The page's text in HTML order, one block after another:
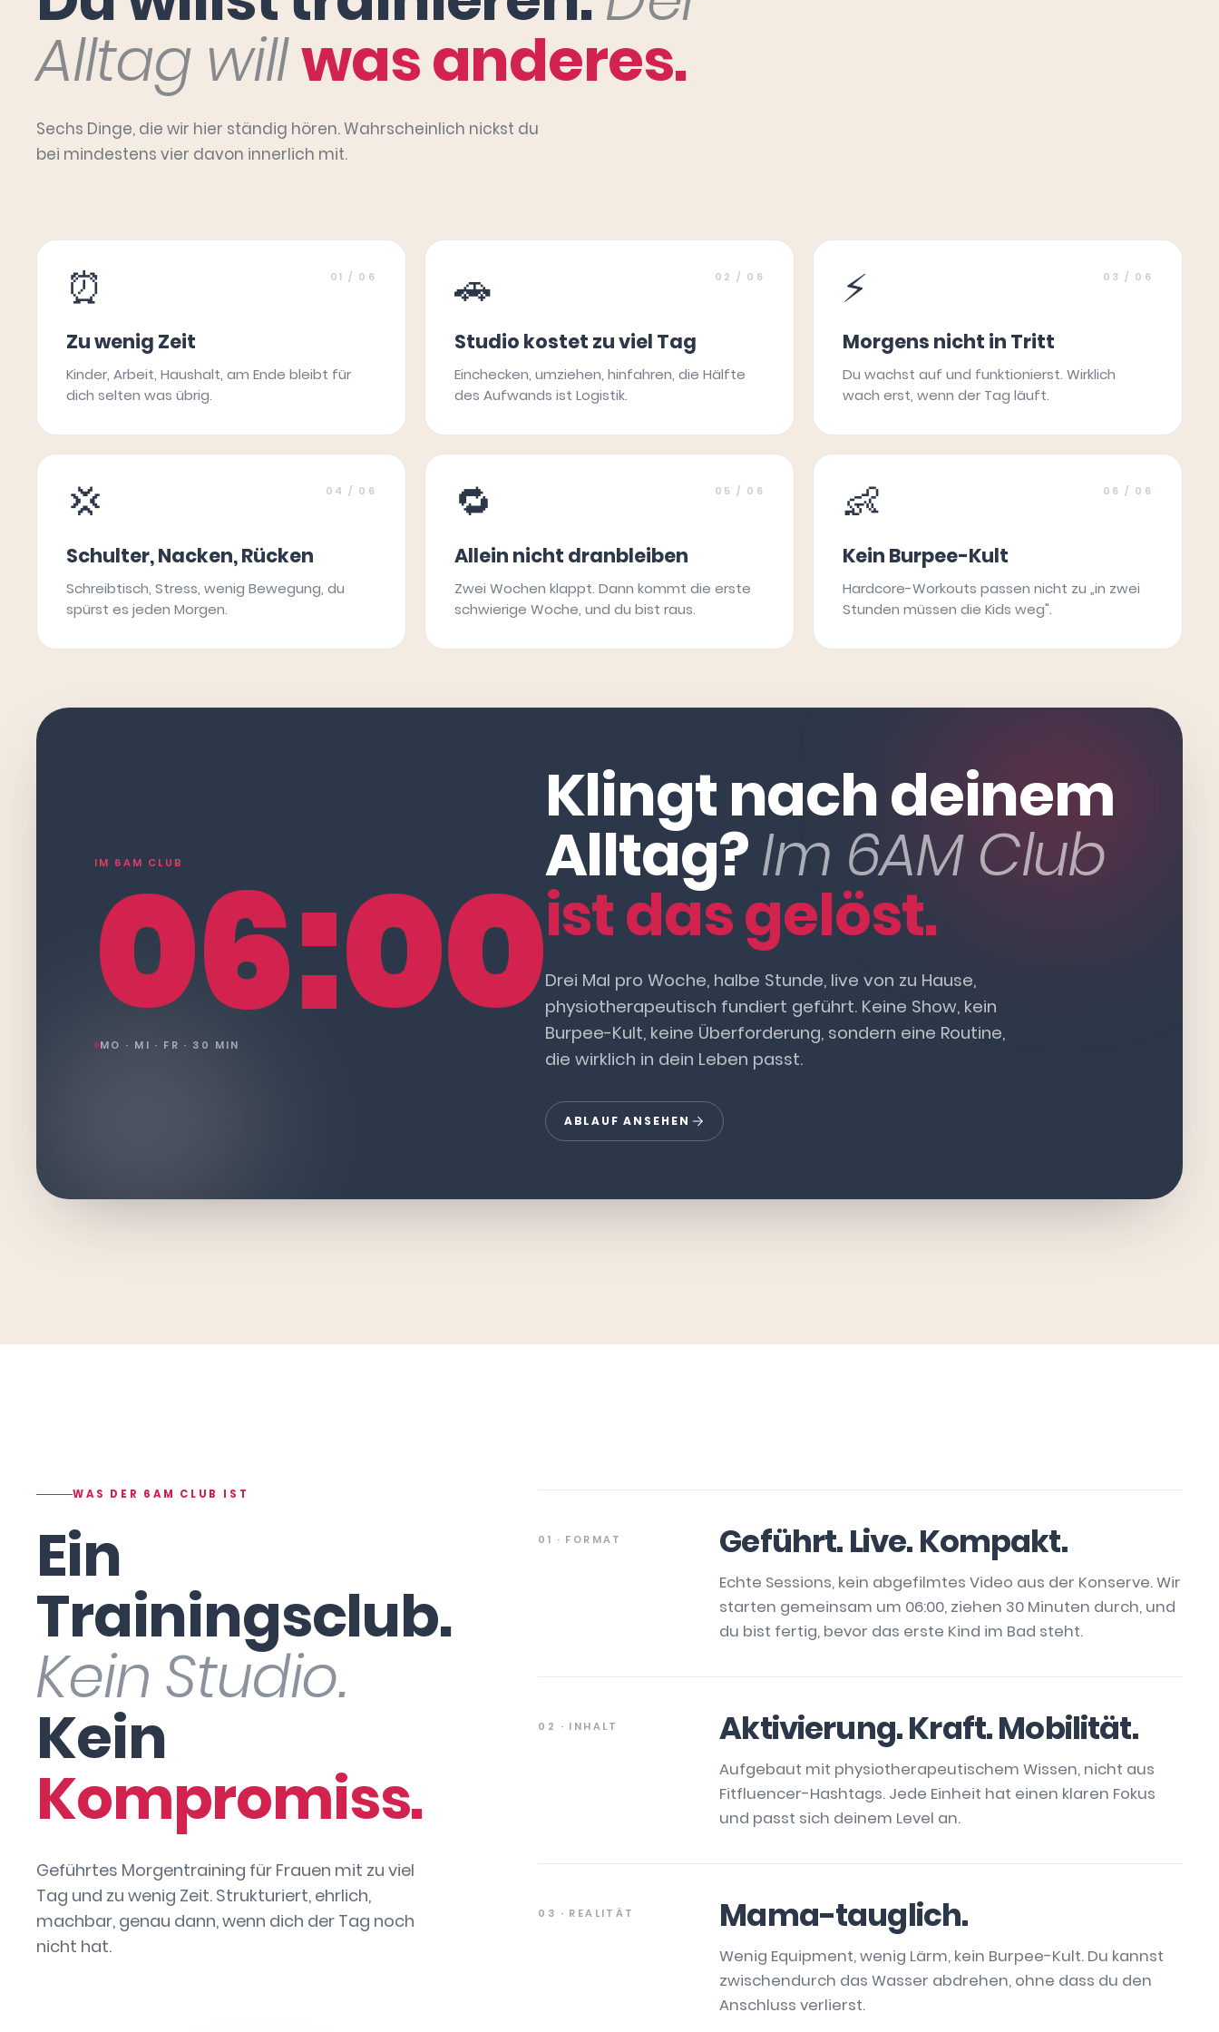
Alltag willwas anderes.
Sechs Dinge, die wir hier ständig hören. Wahrscheinlich nickst du
bei mindestens vier davon innerlich mit.
⏰ 01 / 06
Zu wenig Zeit
Kinder, Arbeit, Haushalt, am Ende bleibt für
dich selten was übrig.
🚗 02 / 06
Studio kostet zu viel Tag
Einchecken, umziehen, hinfahren, die Hälfte
des Aufwands ist Logistik.
⚡ 03 / 06
Morgens nicht in Tritt
Du wachst auf und funktionierst. Wirklich
wach erst, wenn der Tag läuft.
💢 04 / 06
Schulter, Nacken, Rücken
Schreibtisch, Stress, wenig Bewegung, du
spürst es jeden Morgen.
🔁 05 / 06
Allein nicht dranbleiben
Zwei Wochen klappt. Dann kommt die erste
schwierige Woche, und du bist raus.
👶 06 / 06
Kein Burpee-Kult
Hardcore-Workouts passen nicht zu „in zwei
Stunden müssen die Kids weg".
IM 6AM CLUB
06:00
MO · MI · FR · 30 MIN
Klingt nach deinem
Alltag?Im 6AM Club
ist das gelöst.
Drei Mal pro Woche, halbe Stunde, live von zu Hause,
physiotherapeutisch fundiert geführt. Keine Show, kein
Burpee-Kult, keine Überforderung, sondern eine Routine,
die wirklich in dein Leben passt.
ABLAUF ANSEHEN
WAS DER 6AM CLUB IST
Ein
Trainingsclub.
Kein Studio.
Kein
Kompromiss.
Geführtes Morgentraining für Frauen mit zu viel
Tag und zu wenig Zeit. Strukturiert, ehrlich,
machbar, genau dann, wenn dich der Tag noch
nicht hat.
01 · FORMAT Geführt. Live. Kompakt.
Echte Sessions, kein abgefilmtes Video aus der Konserve. Wir
starten gemeinsam um 06:00, ziehen 30 Minuten durch, und
du bist fertig, bevor das erste Kind im Bad steht.
02 · INHALT Aktivierung. Kraft. Mobilität.
Aufgebaut mit physiotherapeutischem Wissen, nicht aus
Fitfluencer-Hashtags. Jede Einheit hat einen klaren Fokus
und passt sich deinem Level an.
03 · REALITÄT Mama-tauglich.
Wenig Equipment, wenig Lärm, kein Burpee-Kult. Du kannst
zwischendurch das Wasser abdrehen, ohne dass du den
Anschluss verlierst.